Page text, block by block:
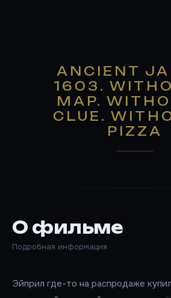
ANCIENT
1603.
MAP.
CLUE.
PIZZA
О фильме
Подробная информация
Эйприл где-то на распродаже